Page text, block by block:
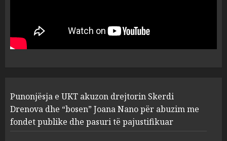
1
“bosen” Joana Nano për
abuzim me fondet publike dhe
pasuri të pajustifikuar
2
Apolonia- Gramshi, nis
procedim penal për Koço
Kokëdhimën (VIDEO)
MARCH 27, 2025
Punonjësja e UKT akuzon drejtorin Skerdi
Drenova dhe “bosen” Joana Nano për abuzim me
fondet publike dhe pasuri të pajustifikuar